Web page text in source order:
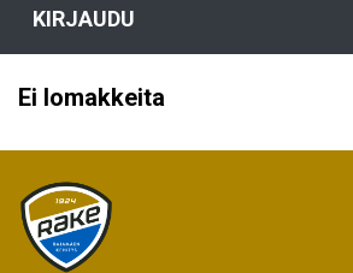
KIRJAUDU
Ei lomakkeita